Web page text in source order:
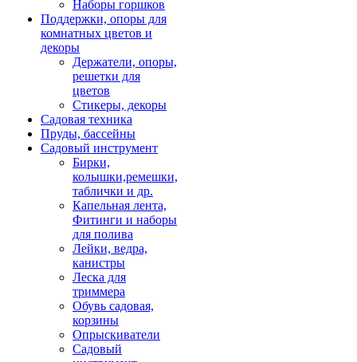
Наборы горшков
Поддержки, опоры для
комнатных цветов и
декоры
Держатели, опоры,
решетки для
цветов
Стикеры, декоры
Садовая техника
Пруды, бассейны
Садовый инструмент
Бирки,
колышки,ремешки,
таблички и др.
Капельная лента,
Фитинги и наборы
для полива
Лейки, ведра,
канистры
Леска для
триммера
Обувь садовая,
корзины
Опрыскиватели
Садовый